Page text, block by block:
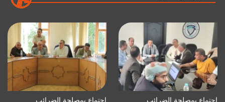
اجتماع بمصلحة الضرائب اجتماع بمصلحة الضرائب